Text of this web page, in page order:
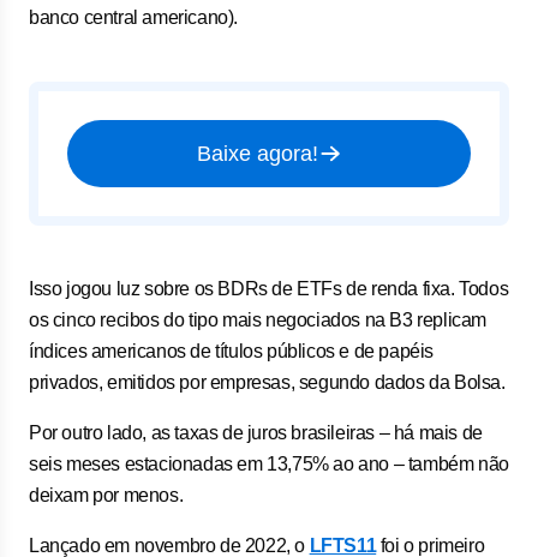
banco central americano).
Baixe agora!
Isso jogou luz sobre os BDRs de ETFs de renda fixa. Todos
os cinco recibos do tipo mais negociados na B3 replicam
índices americanos de títulos públicos e de papéis
privados, emitidos por empresas, segundo dados da Bolsa.
Por outro lado, as taxas de juros brasileiras – há mais de
seis meses estacionadas em 13,75% ao ano – também não
deixam por menos.
Lançado em novembro de 2022, o LFTS11foi o primeiro